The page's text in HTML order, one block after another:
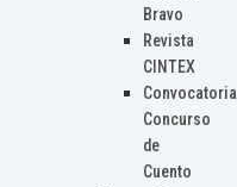
Bravo
Revista
CINTEX
Convocatoria
Concurso
de
Cuento